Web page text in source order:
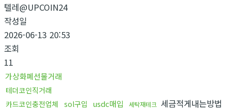
텔레@UPCOIN24
작성일
2026-06-13 20:53
조회
11
가상화폐선물거래
테더코인직거래
카드코인충전업체
sol구입 usdc매입 세탁재테크 세금적게내는방법